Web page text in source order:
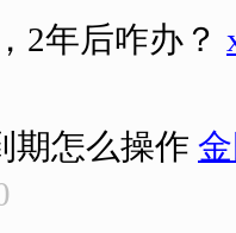
2年后咋办？
期怎么操作